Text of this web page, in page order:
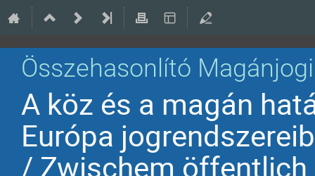
Összehasonlító
A köz és a magán
Európa
/ Zwischem